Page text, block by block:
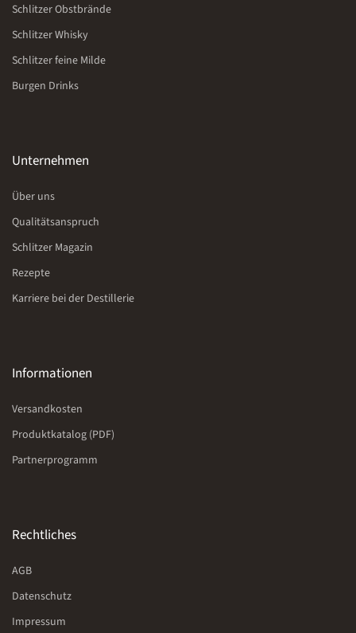
Schlitzer Obstbrände
Schlitzer Whisky
Schlitzer feine Milde
Burgen Drinks
Unternehmen
Über uns
Qualitätsanspruch
Schlitzer Magazin
Rezepte
Karriere bei der Destillerie
Informationen
Versandkosten
Produktkatalog (PDF)
Partnerprogramm
Rechtliches
AGB
Datenschutz
Impressum